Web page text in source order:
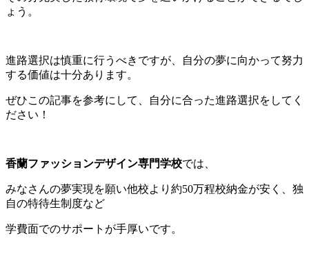
ょう。
進路選択は慎重に行うべきですが、自分の夢に向かって努力
する価値は十分あります。
ぜひこの記事を参考にして、自分に合った進路選択をしてく
ださい！
香蘭ファッションデザイン専門学校では、
みなさんの夢実現を願い他校より約50万程校納金が安く、独
自の特待生制度など
学費面でのサポートが手厚いです。